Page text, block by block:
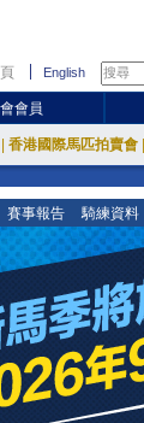
English
會員
香港國際馬匹拍賣會
賽事報告 騎練資料